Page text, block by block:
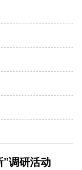
调研活动